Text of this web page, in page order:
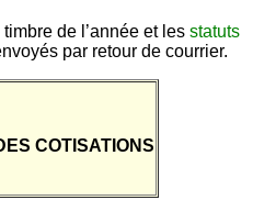
de l’année et lesstatuts
par retour de courrier.
COTISATIONS